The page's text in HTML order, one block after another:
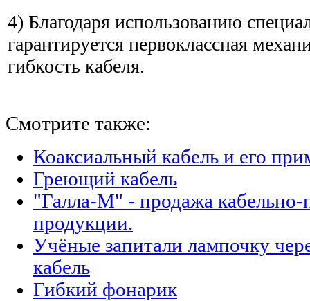
4) Благодаря использованию
гарантируется первоклассная
гибкость кабеля.
Смотрите также:
Коаксиальный кабель и его
Греющий кабель
"Галла-М" - продажа кабельно-
продукции.
Учёные запитали лампочку
кабель
Гибкий фонарик